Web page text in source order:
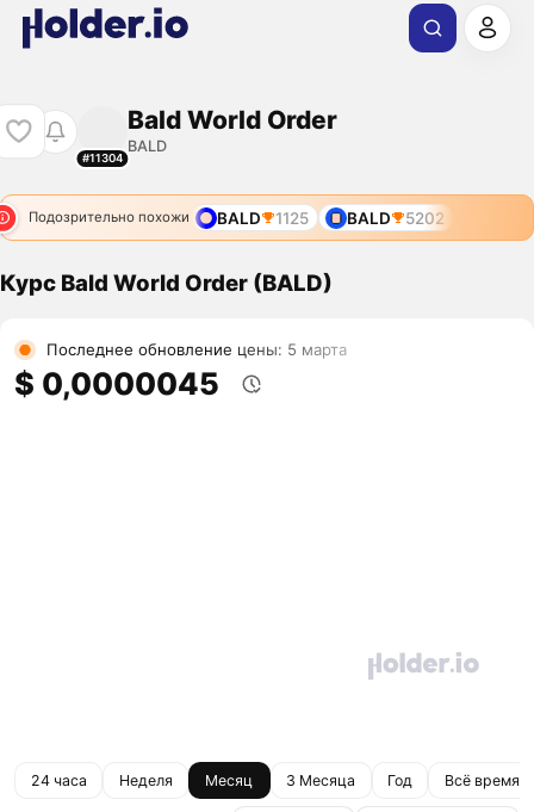
#11304
Bald World Order
BALD
Подозрительно похожи BALD 1125 BALD 5202
Курс Bald World Order (BALD)
Последнее обновление цены: 5 марта
$ 0,0000045
24 часа Неделя Месяц 3 Месяца Год Всё время